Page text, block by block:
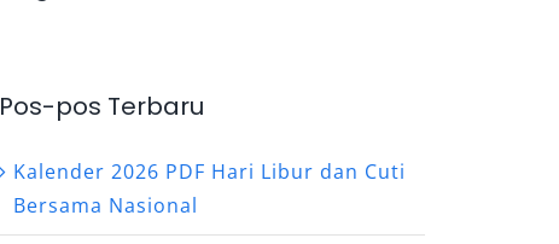
Pos-pos Terbaru
Kalender 2026 PDF Hari Libur dan Cuti
Bersama Nasional